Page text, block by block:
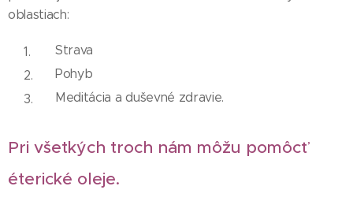
oblastiach:
Strava
Pohyb
Meditácia a duševné zdravie.
Pri všetkých troch nám môžu pomôcť
éterické oleje.